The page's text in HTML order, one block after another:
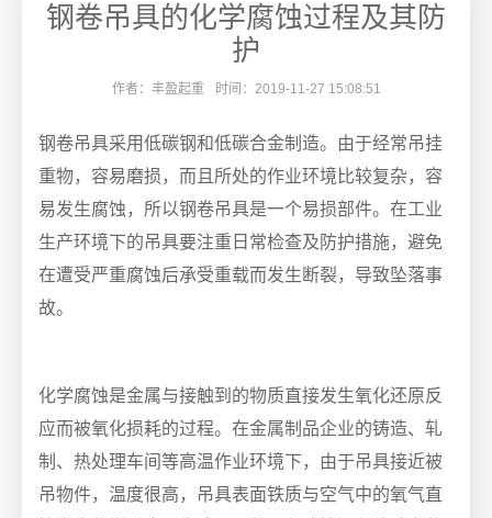
钢卷吊具的化学腐蚀过程及其防
护
作者：丰盈起重 时间：2019-11-27 15:08:51
钢卷吊具采用低碳钢和低碳合金制造。由于经常吊挂
重物，容易磨损，而且所处的作业环境比较复杂，容
易发生腐蚀，所以钢卷吊具是一个易损部件。在工业
生产环境下的吊具要注重日常检查及防护措施，避免
在遭受严重腐蚀后承受重载而发生断裂，导致坠落事
故。
化学腐蚀是金属与接触到的物质直接发生氧化还原反
应而被氧化损耗的过程。在金属制品企业的铸造、轧
制、热处理车间等高温作业环境下，由于吊具接近被
吊物件，温度很高，吊具表面铁质与空气中的氧气直